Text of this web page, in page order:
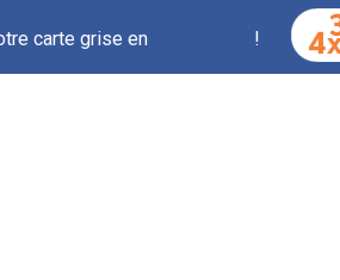
carte grise en !